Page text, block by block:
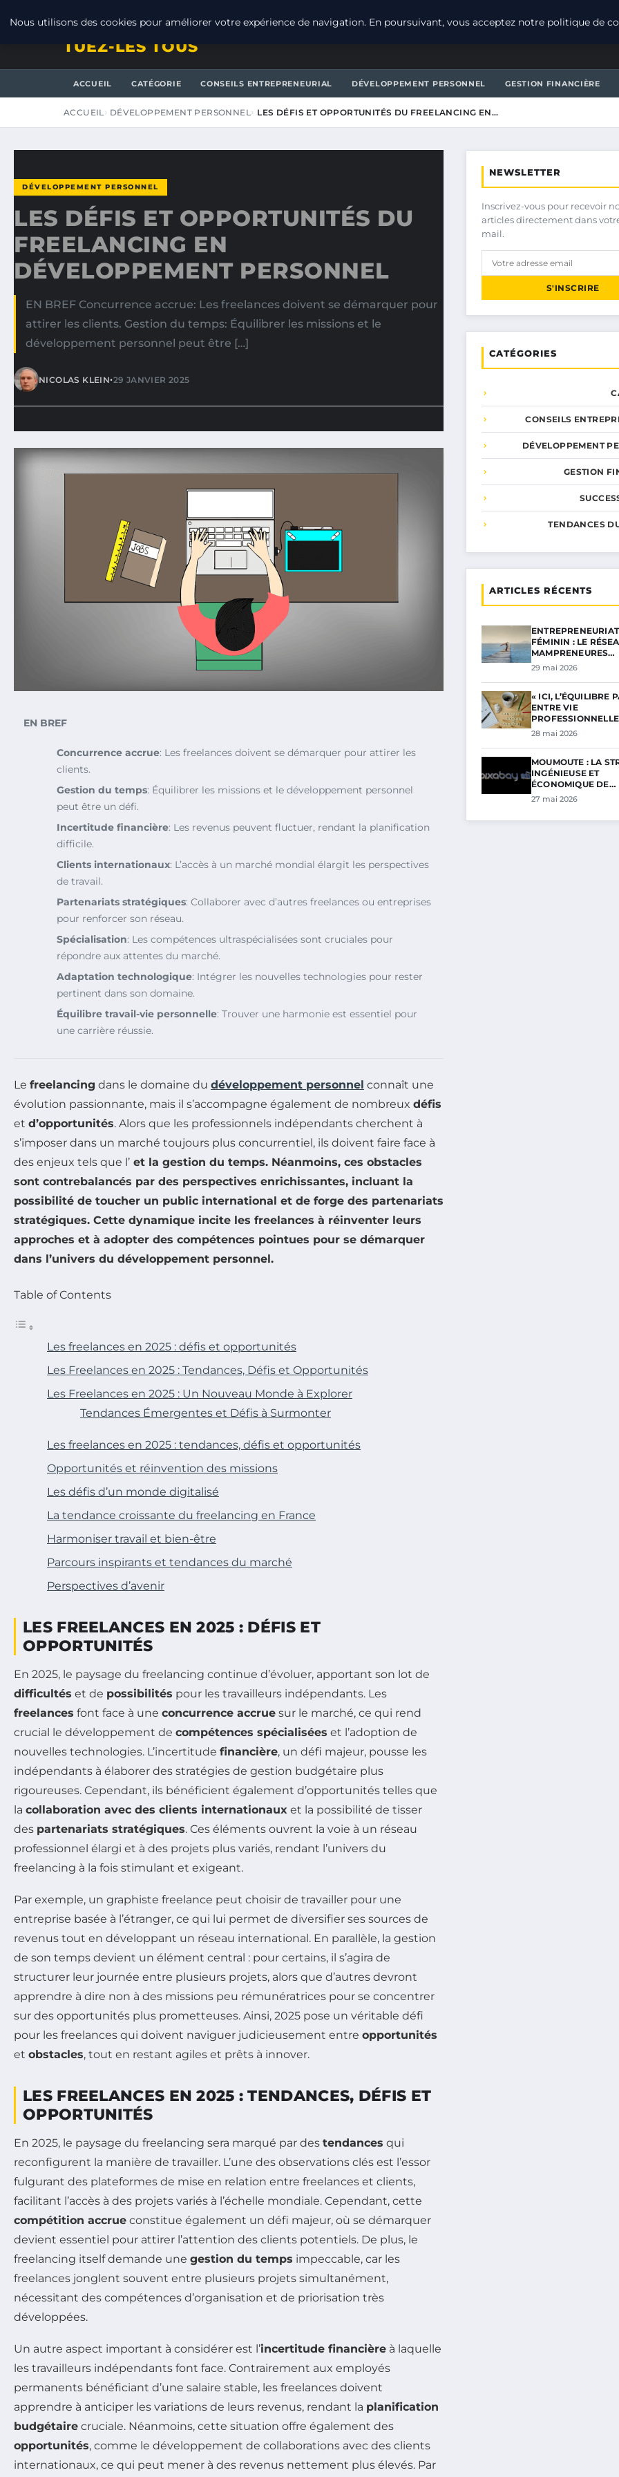
TUEZ-LES TOUS
ACCUEIL CATÉGORIE CONSEILS ENTREPRENEURIAL DÉVELOPPEMENT PERSONNEL GESTION FINANCIÈRE
ACCUEIL DÉVELOPPEMENT PERSONNEL LES DÉFIS ET OPPORTUNITÉS DU FREELANCING EN…
DÉVELOPPEMENT PERSONNEL
LES DÉFIS ET OPPORTUNITÉS DU
FREELANCING EN
DÉVELOPPEMENT PERSONNEL
EN BREF Concurrence accrue: Les freelances doivent se démarquer pour
attirer les clients. Gestion du temps: Équilibrer les missions et le
développement personnel peut être […]
NICOLAS KLEIN•29 JANVIER 2025
EN BREF
Concurrence accrue: Les freelances doivent se démarquer pour attirer les
clients.
Gestion du temps: Équilibrer les missions et le développement personnel
peut être un défi.
Incertitude financière: Les revenus peuvent fluctuer, rendant la planification
difficile.
Clients internationaux: L’accès à un marché mondial élargit les perspectives
de travail.
Partenariats stratégiques: Collaborer avec d’autres freelances ou entreprises
pour renforcer son réseau.
Spécialisation: Les compétences ultraspécialisées sont cruciales pour
répondre aux attentes du marché.
Adaptation technologique: Intégrer les nouvelles technologies pour rester
pertinent dans son domaine.
Équilibre travail-vie personnelle: Trouver une harmonie est essentiel pour
une carrière réussie.
Le freelancing dans le domaine du développement personnel connaît une
évolution passionnante, mais il s’accompagne également de nombreux défis
et d’opportunités. Alors que les professionnels indépendants cherchent à
s’imposer dans un marché toujours plus concurrentiel, ils doivent faire face à
des enjeux tels que l’ et la gestion du temps. Néanmoins, ces obstacles
sont contrebalancés par des perspectives enrichissantes, incluant la
possibilité de toucher un public international et de forge des partenariats
stratégiques. Cette dynamique incite les freelances à réinventer leurs
approches et à adopter des compétences pointues pour se démarquer
dans l’univers du développement personnel.
Table of Contents
Les freelances en 2025 : défis et opportunités
Les Freelances en 2025 : Tendances, Défis et Opportunités
Les Freelances en 2025 : Un Nouveau Monde à Explorer
Tendances Émergentes et Défis à Surmonter
Les freelances en 2025 : tendances, défis et opportunités
Opportunités et réinvention des missions
Les défis d’un monde digitalisé
La tendance croissante du freelancing en France
Harmoniser travail et bien-être
Parcours inspirants et tendances du marché
Perspectives d’avenir
LES FREELANCES EN 2025 : DÉFIS ET
OPPORTUNITÉS
En 2025, le paysage du freelancing continue d’évoluer, apportant son lot de
difficultés et de possibilités pour les travailleurs indépendants. Les
freelances font face à une concurrence accrue sur le marché, ce qui rend
crucial le développement de compétences spécialisées et l’adoption de
nouvelles technologies. L’incertitude financière, un défi majeur, pousse les
indépendants à élaborer des stratégies de gestion budgétaire plus
rigoureuses. Cependant, ils bénéficient également d’opportunités telles que
la collaboration avec des clients internationaux et la possibilité de tisser
des partenariats stratégiques. Ces éléments ouvrent la voie à un réseau
professionnel élargi et à des projets plus variés, rendant l’univers du
freelancing à la fois stimulant et exigeant.
Par exemple, un graphiste freelance peut choisir de travailler pour une
entreprise basée à l’étranger, ce qui lui permet de diversifier ses sources de
revenus tout en développant un réseau international. En parallèle, la gestion
de son temps devient un élément central : pour certains, il s’agira de
structurer leur journée entre plusieurs projets, alors que d’autres devront
apprendre à dire non à des missions peu rémunératrices pour se concentrer
sur des opportunités plus prometteuses. Ainsi, 2025 pose un véritable défi
pour les freelances qui doivent naviguer judicieusement entre opportunités
et obstacles, tout en restant agiles et prêts à innover.
LES FREELANCES EN 2025 : TENDANCES, DÉFIS ET
OPPORTUNITÉS
En 2025, le paysage du freelancing sera marqué par des tendances qui
reconfigurent la manière de travailler. L’une des observations clés est l’essor
fulgurant des plateformes de mise en relation entre freelances et clients,
facilitant l’accès à des projets variés à l’échelle mondiale. Cependant, cette
compétition accrue constitue également un défi majeur, où se démarquer
devient essentiel pour attirer l’attention des clients potentiels. De plus, le
freelancing itself demande une gestion du temps impeccable, car les
freelances jonglent souvent entre plusieurs projets simultanément,
nécessitant des compétences d’organisation et de priorisation très
développées.
Un autre aspect important à considérer est l’incertitude financière à laquelle
les travailleurs indépendants font face. Contrairement aux employés
permanents bénéficiant d’une salaire stable, les freelances doivent
apprendre à anticiper les variations de leurs revenus, rendant la planification
budgétaire cruciale. Néanmoins, cette situation offre également des
opportunités, comme le développement de collaborations avec des clients
internationaux, ce qui peut mener à des revenus nettement plus élevés. Par
NEWSLETTER
Inscrivez-vous pour recevoir
articles directement dans
mail.
S'INSCRIRE
CATÉGORIES
CONSEILS
DÉVELOPPEMENT
GESTION
TENDANCES
ARTICLES RÉCENTS
FÉMININ : LE
MAMPRENEURES…
29 mai 2026
« ICI, L’ÉQUILIBRE
ENTRE VIE
28 mai 2026
MOUMOUTE : LA
INGÉNIEUSE ET
ÉCONOMIQUE DE…
27 mai 2026
Nous utilisons des cookies pour améliorer votre expérience de navigation. En poursuivant, vous acceptez notre politique de